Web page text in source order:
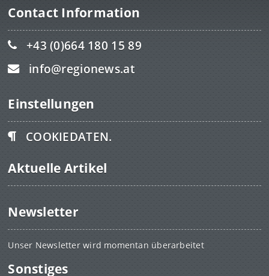
Contact Information
+43 (0)664 180 15 89
info@regionews.at
Einstellungen
COOKIEDATEN.
Aktuelle Artikel
Newsletter
Unser Newsletter wird momentan überarbeitet
Sonstiges